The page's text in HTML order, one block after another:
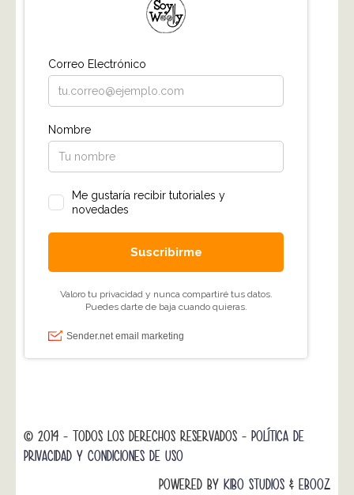
© 2014 - TODOS LOS DERECHOS RESERVADOS - POLÍTICA DE
PRIVACIDAD Y CONDICIONES DE USO
POWERED BY KIBO STUDIOS & EBOOZ